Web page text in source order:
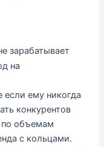
зарабатывает
на
ему никогда
конкурентов
по объемам
с кольцами.